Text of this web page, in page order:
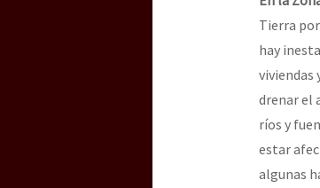
Tierra
hay
viviendas
drenar el
ríos y
estar
algunas